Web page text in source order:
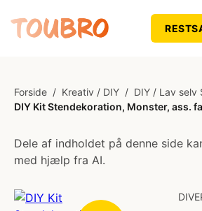
Forside / Kreativ / DIY / DIY / Lav
DIY Kit Stendekoration, Monster, ass.
Dele af indholdet på denne side
med hjælp fra AI.